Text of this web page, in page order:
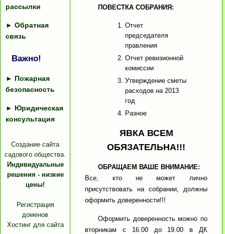
рассылки
► Обратная
связь
Важно!
► Пожарная
безопасность
► Юридическая
консультация
Создание сайта
садового общества.
Индивидуальные
решения - низкие
цены!
Регистрация
доменов
Хостинг для сайта
ПОВЕСТКА СОБРАНИЯ:
Отчет
председателя
правления
Отчет ревизионной
комиссии
Утверждение сметы
расходов на 2013
год
Разное
ЯВКА ВСЕМ
ОБЯЗАТЕЛЬНА!!!
ОБРАЩАЕМ ВАШЕ ВНИМАНИЕ:
Все, кто не может лично
присутствовать на собрании, должны
оформить доверенности!!!
Оформить доверенность можно по
вторникам с 16.00 до 19.00 в ДК